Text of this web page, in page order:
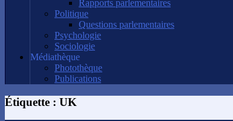
Rapports parlementaires
Politique
Questions parlementaires
Psychologie
Sociologie
Médiathèque
Photothèque
Publications
Étiquette : UK